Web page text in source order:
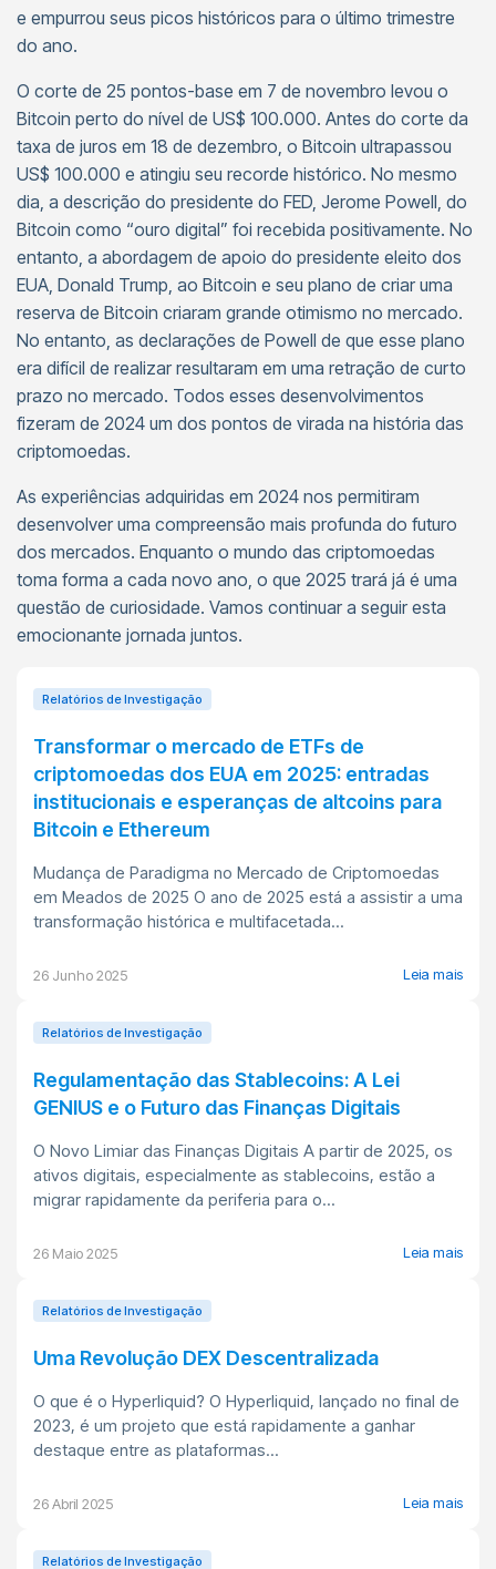
e empurrou seus picos históricos para o último trimestre
do ano.
O corte de 25 pontos-base em 7 de novembro levou o
Bitcoin perto do nível de US$ 100.000. Antes do corte da
taxa de juros em 18 de dezembro, o Bitcoin ultrapassou
US$ 100.000 e atingiu seu recorde histórico. No mesmo
dia, a descrição do presidente do FED, Jerome Powell, do
Bitcoin como “ouro digital” foi recebida positivamente. No
entanto, a abordagem de apoio do presidente eleito dos
EUA, Donald Trump, ao Bitcoin e seu plano de criar uma
reserva de Bitcoin criaram grande otimismo no mercado.
No entanto, as declarações de Powell de que esse plano
era difícil de realizar resultaram em uma retração de curto
prazo no mercado. Todos esses desenvolvimentos
fizeram de 2024 um dos pontos de virada na história das
criptomoedas.
As experiências adquiridas em 2024 nos permitiram
desenvolver uma compreensão mais profunda do futuro
dos mercados. Enquanto o mundo das criptomoedas
toma forma a cada novo ano, o que 2025 trará já é uma
questão de curiosidade. Vamos continuar a seguir esta
emocionante jornada juntos.
Relatórios de Investigação
Transformar o mercado de ETFs de
criptomoedas dos EUA em 2025: entradas
institucionais e esperanças de altcoins para
Bitcoin e Ethereum
Mudança de Paradigma no Mercado de Criptomoedas
em Meados de 2025 O ano de 2025 está a assistir a uma
transformação histórica e multifacetada...
26 Junho 2025 Leia mais
Relatórios de Investigação
Regulamentação das Stablecoins: A Lei
GENIUS e o Futuro das Finanças Digitais
O Novo Limiar das Finanças Digitais A partir de 2025, os
ativos digitais, especialmente as stablecoins, estão a
migrar rapidamente da periferia para o...
26 Maio 2025 Leia mais
Relatórios de Investigação
Uma Revolução DEX Descentralizada
O que é o Hyperliquid? O Hyperliquid, lançado no final de
2023, é um projeto que está rapidamente a ganhar
destaque entre as plataformas...
26 Abril 2025 Leia mais
Relatórios de Investigação